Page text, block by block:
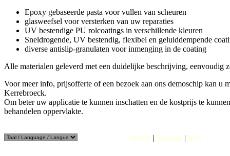
Epoxy gebaseerde pasta voor vullen van scheuren
glasweefsel voor versterken van uw reparaties
UV bestendige PU rolcoatings in verschillende kleuren
Sneldrogende, UV bestendig, flexibel en geluiddempende
diverse antislip-granulaten voor inmenging in de coating
Alle materialen geleverd met een duidelijke beschrijving, eenvoudig
Voor meerinfo, prijsofferte of een bezoek aan ons demoschip kan u
Kerrebroeck.
Om beter uw applicatie te kunnen inschatten en de kostprijs te
behandelen oppervlakte.
Home | Sitemap | Info